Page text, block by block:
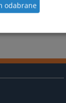
odabrane